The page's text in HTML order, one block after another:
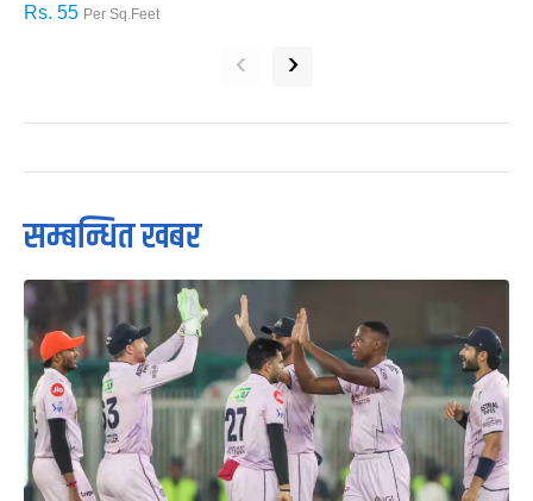
Rs. 55 Per Sq.Feet
‹ ›
सम्बन्धित खबर